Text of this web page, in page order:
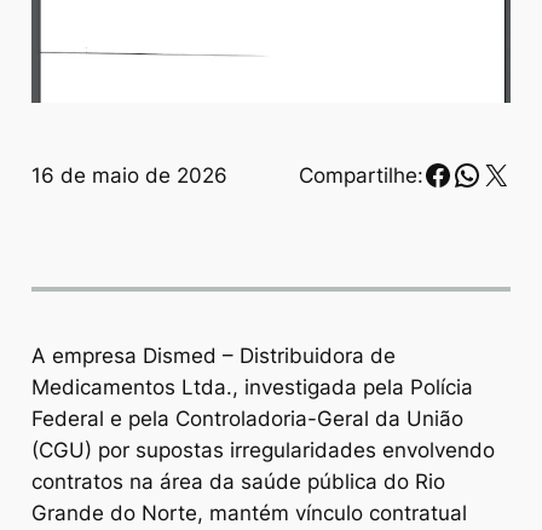
16 de maio de 2026 Compartilhe: X
A empresa Dismed – Distribuidora de
Medicamentos Ltda., investigada pela Polícia
Federal e pela Controladoria-Geral da União
(CGU) por supostas irregularidades envolvendo
contratos na área da saúde pública do Rio
Grande do Norte, mantém vínculo contratual